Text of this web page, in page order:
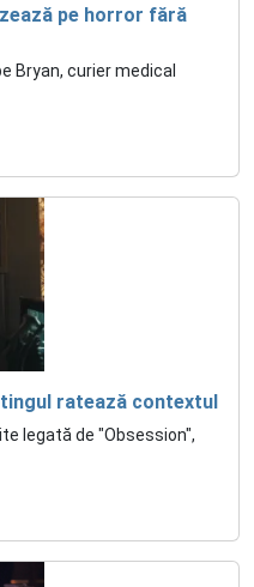
pe horror fără
Bryan, curier medical
ratează contextul
legată de "Obsession",